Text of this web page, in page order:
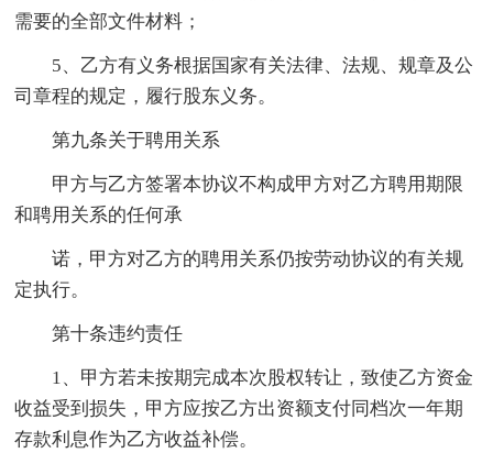
需要的全部文件材料；
5、乙方有义务根据国家有关法律、法规、规章及公
司章程的规定，履行股东义务。
第九条关于聘用关系
甲方与乙方签署本协议不构成甲方对乙方聘用期限
和聘用关系的任何承
诺，甲方对乙方的聘用关系仍按劳动协议的有关规
定执行。
第十条违约责任
1、甲方若未按期完成本次股权转让，致使乙方资金
收益受到损失，甲方应按乙方出资额支付同档次一年期
存款利息作为乙方收益补偿。